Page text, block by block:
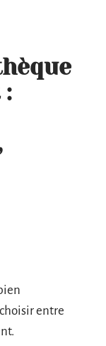
:
entre